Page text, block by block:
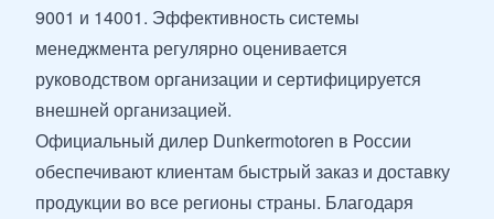
9001 и 14001. Эффективность системы
менеджмента регулярно оценивается
руководством организации и сертифицируется
внешней организацией.
Официальный дилер Dunkermotoren в России
обеспечивают клиентам быстрый заказ и доставку
продукции во все регионы страны. Благодаря